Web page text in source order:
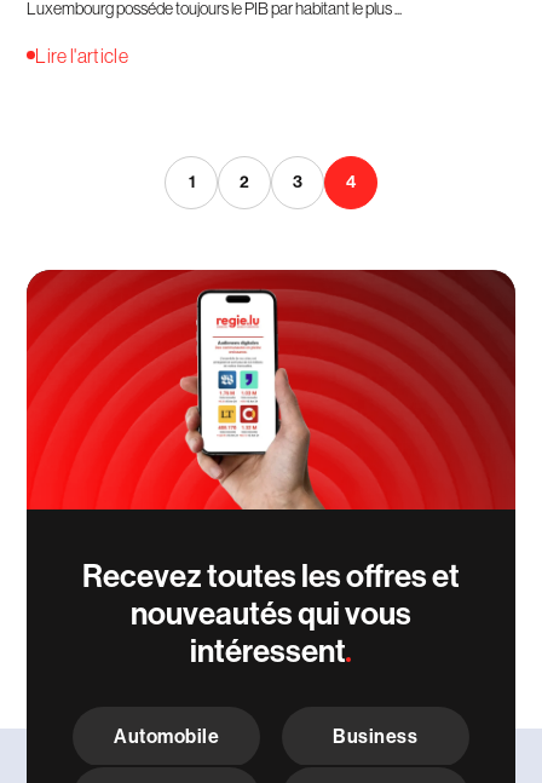
Luxembourg posséde toujours le PIB par habitant le plus ...
Lire l'article
1 2 3 4
Recevez toutes les offres et
nouveautés qui vous
intéressent
Automobile Business